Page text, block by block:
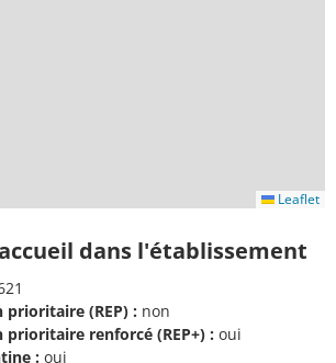
Leaflet
dans l'établissement
prioritaire (REP) : non
prioritaire renforcé (REP+) : oui
: oui